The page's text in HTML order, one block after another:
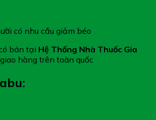
có nhu cầu giảm béo
bán tại Hệ Thống Nhà Thuốc Gia
hàng trên toàn quốc